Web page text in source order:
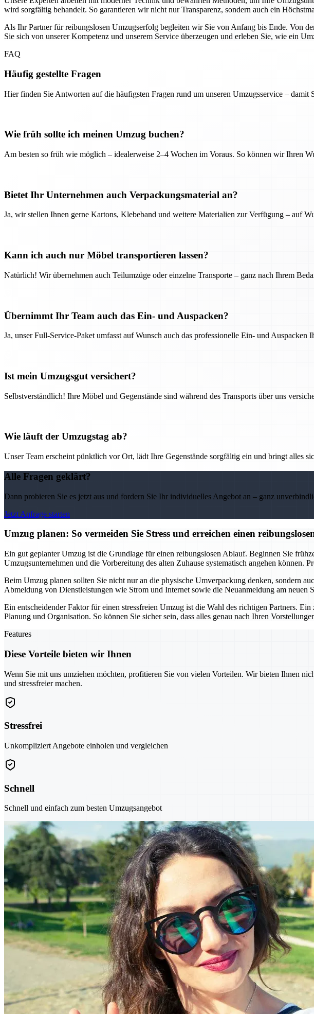
wird sorgfältig behandelt. So garantieren wir nicht nur Transparenz, sondern auch ein
Als Ihr Partner für reibungslosen Umzugserfolg begleiten wir Sie von Anfang bis Ende. Von
Sie sich von unserer Kompetenz und unserem Service überzeugen und erleben Sie, wie ein
FAQ
Häufig gestellte Fragen
Hier finden Sie Antworten auf die häufigsten Fragen rund um unseren Umzugsservice – damit
Wie früh sollte ich meinen Umzug buchen?
Am besten so früh wie möglich – idealerweise 2–4 Wochen im Voraus. So können wir Ihren
Bietet Ihr Unternehmen auch Verpackungsmaterial an?
Ja, wir stellen Ihnen gerne Kartons, Klebeband und weitere Materialien zur Verfügung – auf
Kann ich auch nur Möbel transportieren lassen?
Natürlich! Wir übernehmen auch Teilumzüge oder einzelne Transporte – ganz nach Ihrem
Übernimmt Ihr Team auch das Ein- und Auspacken?
Ja, unser Full-Service-Paket umfasst auf Wunsch auch das professionelle Ein- und Auspacken
Ist mein Umzugsgut versichert?
Selbstverständlich! Ihre Möbel und Gegenstände sind während des Transports über uns
Wie läuft der Umzugstag ab?
Unser Team erscheint pünktlich vor Ort, lädt Ihre Gegenstände sorgfältig ein und bringt alles
Alle Fragen geklärt?
Dann probieren Sie es jetzt aus und fordern Sie Ihr individuelles Angebot an – ganz
Jetzt Anfrage starten
Umzug planen: So vermeiden Sie Stress und erreichen einen
Ein gut geplanter Umzug ist die Grundlage für einen reibungslosen Ablauf. Beginnen Sie
Umzugsunternehmen und die Vorbereitung des alten Zuhause systematisch angehen können.
Beim Umzug planen sollten Sie nicht nur an die physische Umverpackung denken, sondern
Abmeldung von Dienstleistungen wie Strom und Internet sowie die Neuanmeldung am
Ein entscheidender Faktor für einen stressfreien Umzug ist die Wahl des richtigen Partners.
Planung und Organisation. So können Sie sicher sein, dass alles genau nach Ihren
Features
Diese Vorteile bieten wir Ihnen
Wenn Sie mit uns umziehen möchten, profitieren Sie von vielen Vorteilen. Wir bieten Ihnen
und stressfreier machen.
Stressfrei
Unkompliziert Angebote einholen und vergleichen
Schnell
Schnell und einfach zum besten Umzugsangebot